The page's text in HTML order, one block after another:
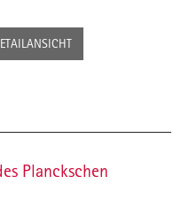
Planckschen